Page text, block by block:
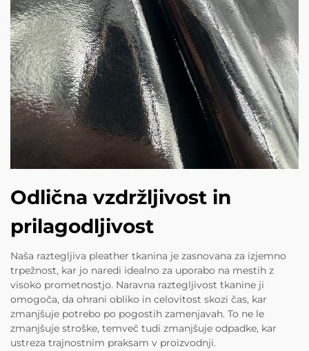
Odlična vzdržljivost in
prilagodljivost
Naša raztegljiva pleather tkanina je zasnovana za izjemno
trpežnost, kar jo naredi idealno za uporabo na mestih z
visoko prometnostjo. Naravna raztegljivost tkanine ji
omogoča, da ohrani obliko in celovitost skozi čas, kar
zmanjšuje potrebo po pogostih zamenjavah. To ne le
zmanjšuje stroške, temveč tudi zmanjšuje odpadke, kar
ustreza trajnostnim praksam v proizvodnji.